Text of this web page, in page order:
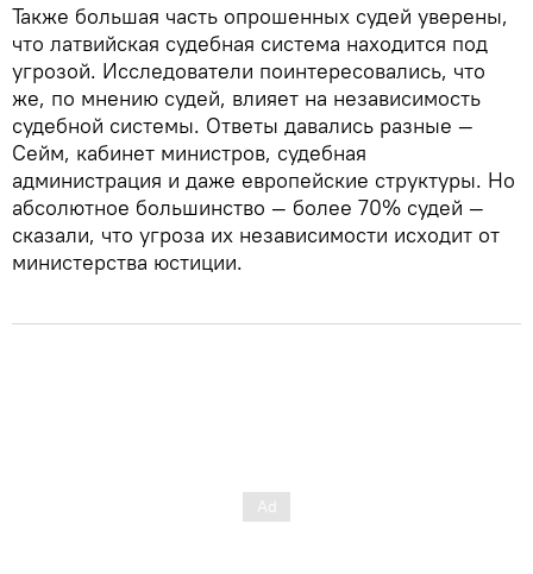
Также большая часть опрошенных судей уверены,
что латвийская судебная система находится под
угрозой. Исследователи поинтересовались, что
же, по мнению судей, влияет на независимость
судебной системы. Ответы давались разные —
Сейм, кабинет министров, судебная
администрация и даже европейские структуры. Но
абсолютное большинство — более 70% судей —
сказали, что угроза их независимости исходит от
министерства юстиции.